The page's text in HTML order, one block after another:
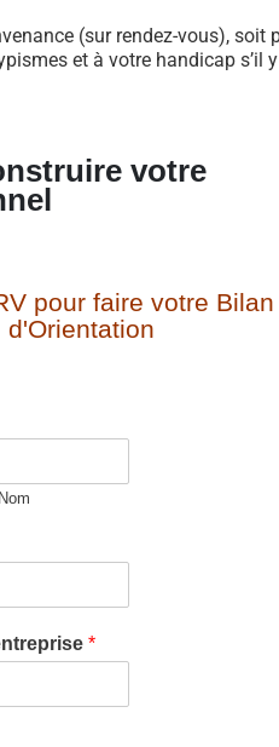
(sur rendez-vous), soit
et à votre handicap s’il
votre
pour faire votre Bilan
d'Orientation
Nom
*